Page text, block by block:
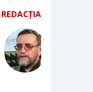
REDACȚIA